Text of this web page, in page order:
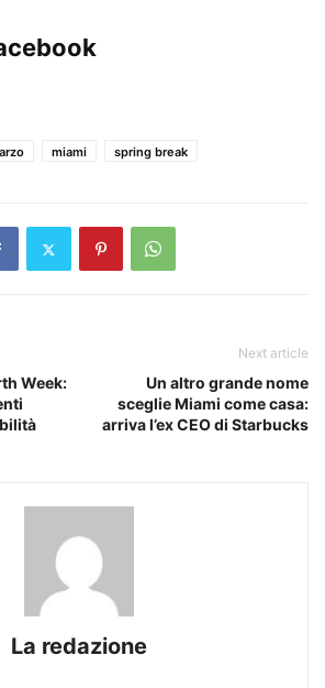
miami spring break
Week:
Next article
Un altro grande nome
sceglie Miami come casa:
arriva l’ex CEO di Starbucks
La redazione